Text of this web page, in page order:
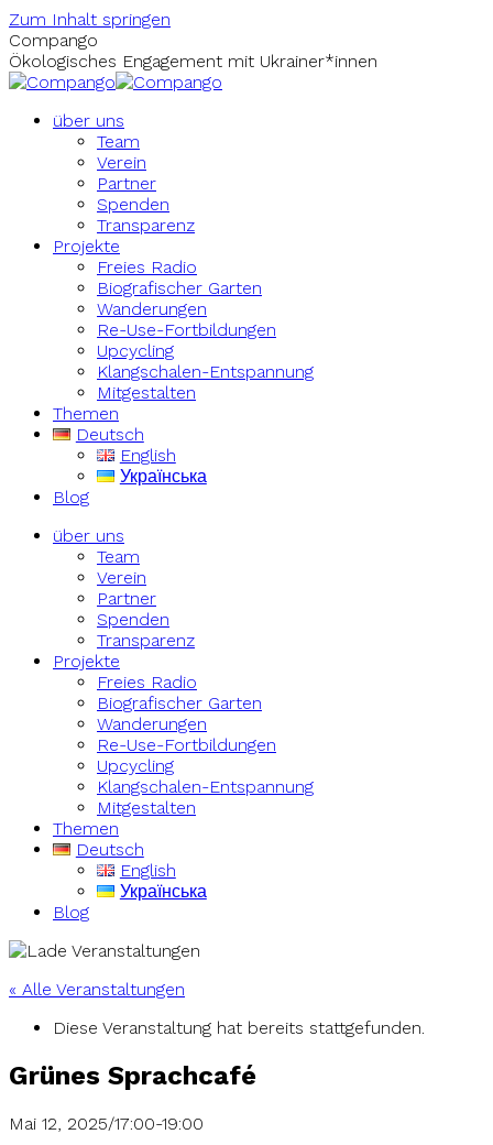
Zum Inhalt springen
Compango
Ökologisches Engagement mit Ukrainer*innen
über uns
Team
Verein
Partner
Spenden
Transparenz
Projekte
Freies Radio
Biografischer Garten
Wanderungen
Re-Use-Fortbildungen
Upcycling
Klangschalen-Entspannung
Mitgestalten
Themen
Deutsch
English
Українська
Blog
über uns
Team
Verein
Partner
Spenden
Transparenz
Projekte
Freies Radio
Biografischer Garten
Wanderungen
Re-Use-Fortbildungen
Upcycling
Klangschalen-Entspannung
Mitgestalten
Themen
Deutsch
English
Українська
Blog
« Alle Veranstaltungen
Diese Veranstaltung hat bereits stattgefunden.
Grünes Sprachcafé
Mai 12, 2025/17:00-19:00